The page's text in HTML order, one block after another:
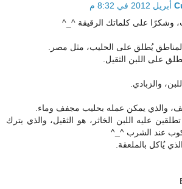
وشكرًا على كلماتك الرقيقة ^_^
يُطلق على الحليب، مثل مصر.
على اللبن الثقيل.
والزبادي.
والذي يمكن عمله بحليب مجفف وماء.
عليه اللبن الخاثر، هو الثقيل، والذي يترك
عند الشرب ^_^
يُاكل بالملعقة.